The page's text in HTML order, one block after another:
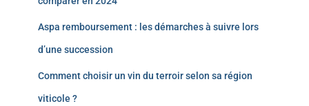
Aspa remboursement : les démarches à suivre lors
d’une succession
Comment choisir un vin du terroir selon sa région
viticole ?